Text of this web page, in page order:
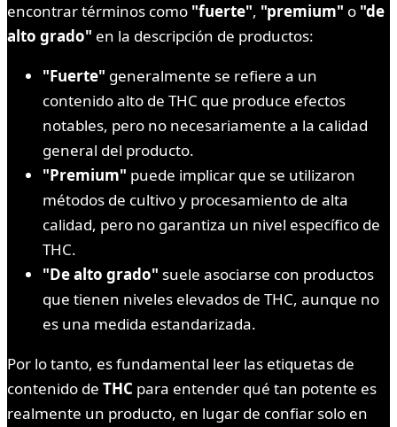
encontrar términos como "fuerte", "premium" o "de
alto grado" en la descripción de productos:
"Fuerte" generalmente se refiere a un
contenido alto de THC que produce efectos
notables, pero no necesariamente a la calidad
general del producto.
"Premium" puede implicar que se utilizaron
métodos de cultivo y procesamiento de alta
calidad, pero no garantiza un nivel específico de
THC.
"De alto grado" suele asociarse con productos
que tienen niveles elevados de THC, aunque no
es una medida estandarizada.
Por lo tanto, es fundamental leer las etiquetas de
contenido de THC para entender qué tan potente es
realmente un producto, en lugar de confiar solo en